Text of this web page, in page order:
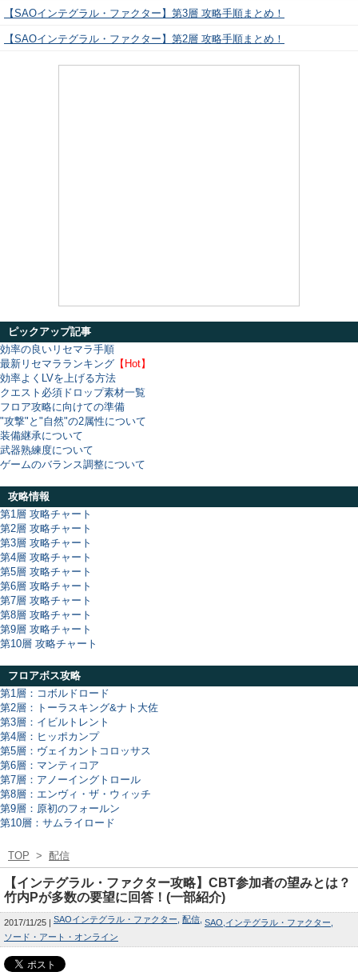
【SAOインテグラル・ファクター】第3層 攻略手順まとめ！
【SAOインテグラル・ファクター】第2層 攻略手順まとめ！
ピックアップ記事
効率の良いリセマラ手順
最新リセマラランキング 【Hot】
効率よくLVを上げる方法
クエスト必須ドロップ素材一覧
フロア攻略に向けての準備
"攻撃"と"自然"の2属性について
装備継承について
武器熟練度について
ゲームのバランス調整について
攻略情報
第1層 攻略チャート
第2層 攻略チャート
第3層 攻略チャート
第4層 攻略チャート
第5層 攻略チャート
第6層 攻略チャート
第7層 攻略チャート
第8層 攻略チャート
第9層 攻略チャート
第10層 攻略チャート
フロアボス攻略
第1層：コボルドロード
第2層：トーラスキング&ナト大佐
第3層：イビルトレント
第4層：ヒッポカンプ
第5層：ヴェイカントコロッサス
第6層：マンティコア
第7層：アノーイングトロール
第8層：エンヴィ・ザ・ウィッチ
第9層：原初のフォールン
第10層：サムライロード
TOP > 配信
【インテグラル・ファクター攻略】CBT参加者の望みとは？
竹内Pが多数の要望に回答！(一部紹介)
2017/11/25 SAOインテグラル・ファクター 配信 SAO インテグラル・ファクター
ソード・アート・オンライン